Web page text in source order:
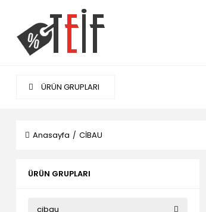
ÜRÜN GRUPLARI
Anasayfa CİBAU
ÜRÜN GRUPLARI
cibau